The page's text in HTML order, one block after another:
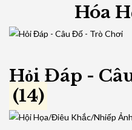
Hóa
Hỏi Đáp -
(14)